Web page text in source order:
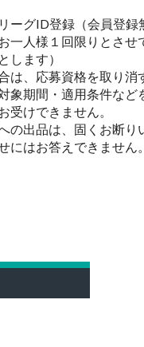
ーグID登録（会員登録
一人様１回限りとさ
します）
は、応募資格を取り消
象期間・適用条件など
受けできません。
の出品は、固くお断り
にはお答えできません。